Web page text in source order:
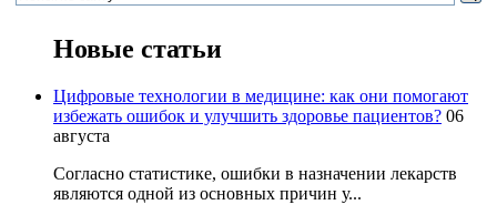
Новые статьи
Цифровые технологии в медицине: как они помогают
избежать ошибок и улучшить здоровье пациентов? 06
августа
Согласно статистике, ошибки в назначении лекарств
являются одной из основных причин у...